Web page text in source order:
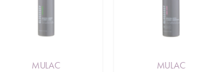
MULAC
MULAC